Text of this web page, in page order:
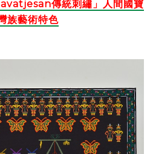
傳統刺繡」人間國寶
族藝術特色